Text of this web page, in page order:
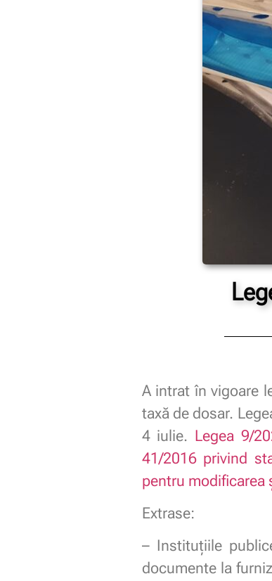
A intrat în vigoare
taxă de dosar.
4 iulie. Legea 9/
41/2016 privind
pentru modificarea
Extrase:
– Instituțiile
documente la